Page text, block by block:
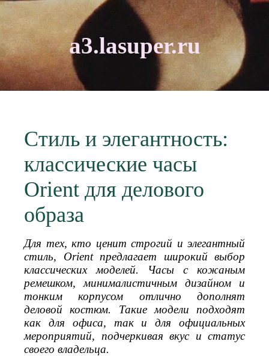
a3.lasuper.ru
Стиль и элегантность:
классические часы
Orient для делового
образа
Для тех, кто ценит строгий и элегантный
стиль, Orient предлагает широкий выбор
классических моделей. Часы с кожаным
ремешком, минималистичным дизайном и
тонким корпусом отлично дополнят
деловой костюм. Такие модели подходят
как для офиса, так и для официальных
мероприятий, подчеркивая вкус и статус
своего владельца.